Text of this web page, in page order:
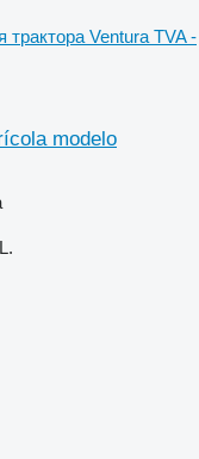
трактора Ventura TVA -
modelo